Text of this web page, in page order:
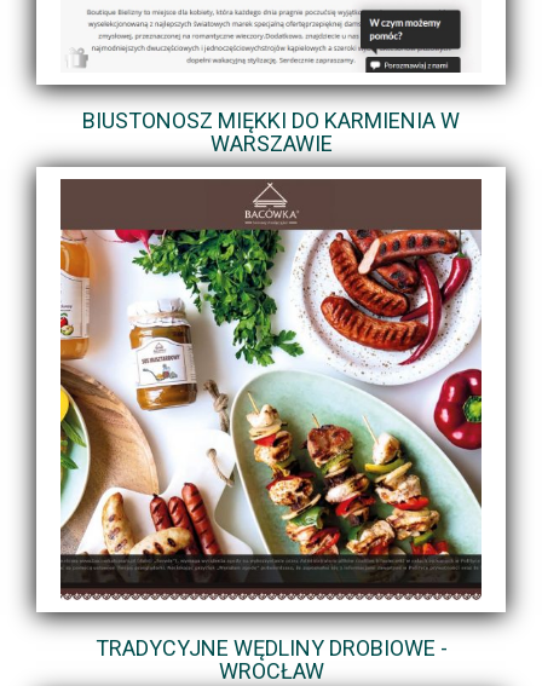
BIUSTONOSZ MIĘKKI DO KARMIENIA W
WARSZAWIE
TRADYCYJNE WĘDLINY DROBIOWE -
WROCŁAW